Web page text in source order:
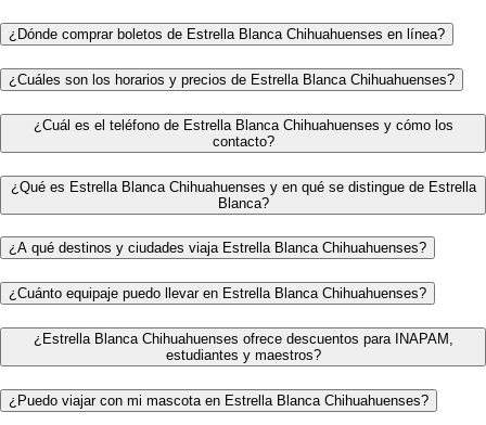
¿Dónde comprar boletos de Estrella Blanca Chihuahuenses en línea?
¿Cuáles son los horarios y precios de Estrella Blanca Chihuahuenses?
¿Cuál es el teléfono de Estrella Blanca Chihuahuenses y cómo los
contacto?
¿Qué es Estrella Blanca Chihuahuenses y en qué se distingue de Estrella
Blanca?
¿A qué destinos y ciudades viaja Estrella Blanca Chihuahuenses?
¿Cuánto equipaje puedo llevar en Estrella Blanca Chihuahuenses?
¿Estrella Blanca Chihuahuenses ofrece descuentos para INAPAM,
estudiantes y maestros?
¿Puedo viajar con mi mascota en Estrella Blanca Chihuahuenses?